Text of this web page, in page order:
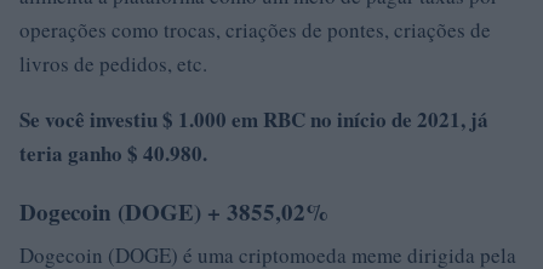
operações como trocas, criações de pontes, criações de
livros de pedidos, etc.
Se você investiu $ 1.000 em RBC no início de 2021, já
teria ganho $ 40.980.
Dogecoin (DOGE) + 3855,02%
Dogecoin (DOGE) é uma criptomoeda meme dirigida pela